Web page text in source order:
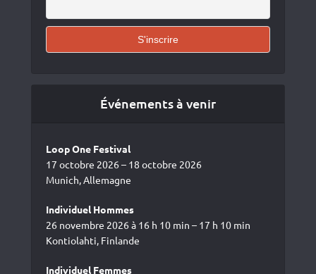
Événements à venir
Loop One Festival
17 octobre 2026 – 18 octobre 2026
Munich, Allemagne
Individuel Hommes
26 novembre 2026 à 16 h 10 min – 17 h 10 min
Kontiolahti, Finlande
Individuel Femmes